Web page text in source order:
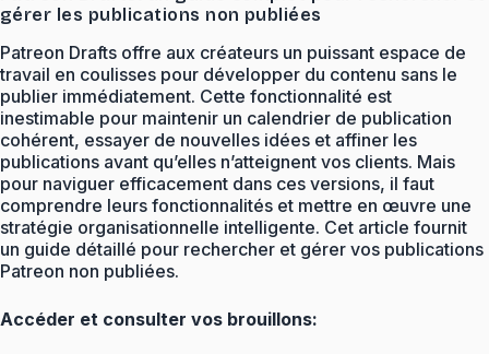
gérer les publications non publiées
Patreon Drafts offre aux créateurs un puissant espace de
travail en coulisses pour développer du contenu sans le
publier immédiatement. Cette fonctionnalité est
inestimable pour maintenir un calendrier de publication
cohérent, essayer de nouvelles idées et affiner les
publications avant qu’elles n’atteignent vos clients. Mais
pour naviguer efficacement dans ces versions, il faut
comprendre leurs fonctionnalités et mettre en œuvre une
stratégie organisationnelle intelligente. Cet article fournit
un guide détaillé pour rechercher et gérer vos publications
Patreon non publiées.
Accéder et consulter vos brouillons: